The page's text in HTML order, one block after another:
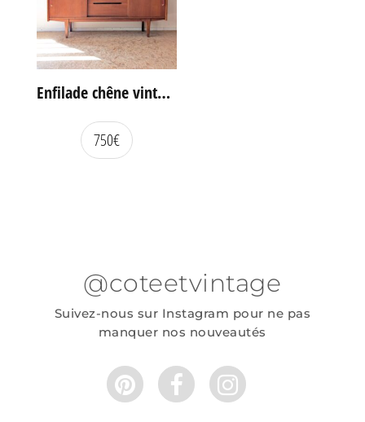
Enfilade chêne vintage portes coulissantes
750€
@coteetvintage
Suivez-nous sur Instagram pour ne pas
manquer nos nouveautés